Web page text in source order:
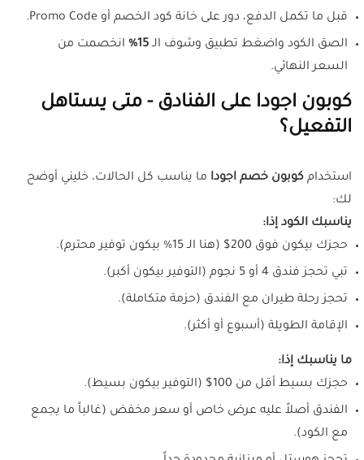
قبل ما تكمل الدفع، دور على خانة كود الخصم أو Promo Code.
الصق الكود واضغط تطبيق وشوف الـ15%
انخصمت من
السعر النهائي.
كوبون اجودا على الفنادق - متى يستاهل
التفعيل؟
استخدام كوبون خصم اجودا ما يناسب كل الحالات، خليني أوضح
لك:
يناسبك الكود إذا:
حجزك بيكون فوق 200$ (هنا الـ 15% بيكون توفير محترم).
تبي تحجز فندق 4 أو 5 نجوم (التوفير بيكون أكبر).
تحجز رحلة طيران مع الفندق (حزمة متكاملة).
الإقامة الطويلة (أسبوع أو أكثر).
ما يناسبك إذا:
حجزك بسيط أقل من 100$ (التوفير بيكون بسيط).
الفندق أصلاً عليه عرض خاص أو سعر مخفض (غالباً ما يجمع
مع الكود).